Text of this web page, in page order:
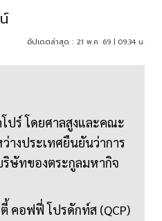
อัปเดตล่าสุด : 21 พ.ค. 69 | 09:34 น.
ปร์ โดยศาลสูงและคณะ
างประเทศยืนยันว่าการ
ษัทของตระกูลมหากิจ
คอฟฟี่ โปรดักท์ส (QCP)